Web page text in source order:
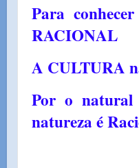
Para
RACIONAL
A CULTURA
Por o
natureza é